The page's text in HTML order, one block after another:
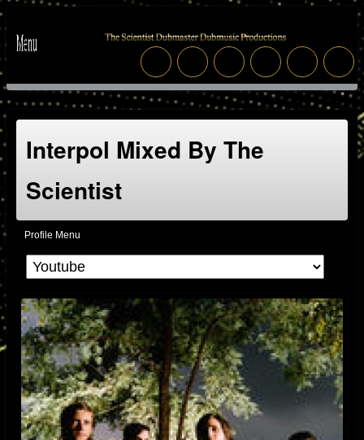
Interpol Mixed By The
Scientist
Profile Menu